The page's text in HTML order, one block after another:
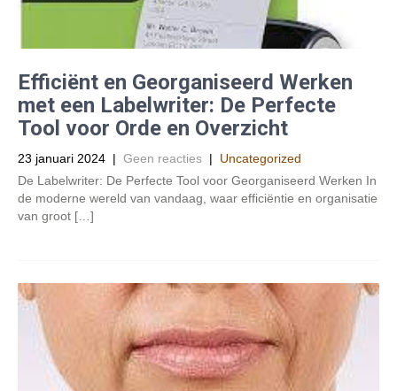
Efficiënt en Georganiseerd Werken
met een Labelwriter: De Perfecte
Tool voor Orde en Overzicht
23 januari 2024 | Geen reacties | Uncategorized
De Labelwriter: De Perfecte Tool voor Georganiseerd Werken In
de moderne wereld van vandaag, waar efficiëntie en organisatie
van groot […]